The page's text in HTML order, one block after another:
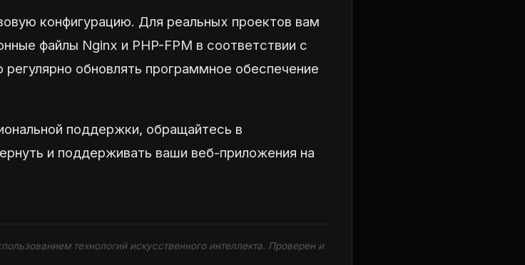
конфигурацию. Для реальных проектов вам
файлы Nginx и PHP-FPM в соответствии с
обновлять программное обеспечение
поддержки, обращайтесь в
и поддерживать ваши веб-приложения на
технологий искусственного интеллекта. Проверен и